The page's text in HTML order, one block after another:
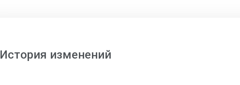
История изменений